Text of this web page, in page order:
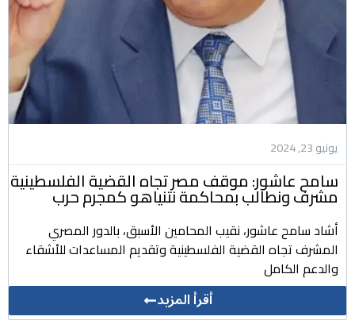
يونيو 23, 2024
سامح عاشور: موقف مصر تجاه القضية الفلسطينية
مشرف ونطالب بمحاكمة نتنياهو كمجرم حرب
أشاد سامح عاشور، نقيب المحامين الأسبق، بالدور المصري
المشرف تجاه القضية الفلسطينية وتقديم المساعدات للأشقاء
والدعم الكامل
أقرأ المزيد